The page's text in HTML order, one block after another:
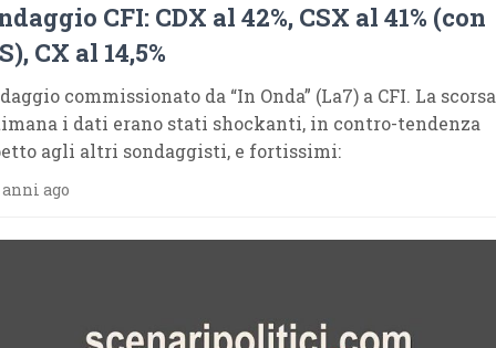
CFI: CDX al 42%, CSX al 41% (con
CX al 14,5%
commissionato da “In Onda” (La7) a CFI. La scorsa
i dati erano stati shockanti, in contro-tendenza
agli altri sondaggisti, e fortissimi:
ago